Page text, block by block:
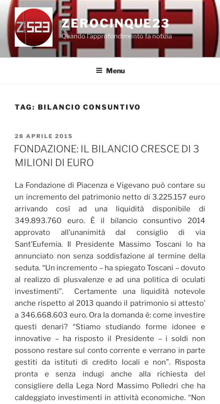
Salta
contenuto
ZEROCINQUE23
Quando l'approfondimento fa notizia
Menu
TAG: BILANCIO CONSUNTIVO
PUBBLICATO
IL
28 APRILE 2015
FONDAZIONE: IL BILANCIO CRESCE DI 3
MILIONI DI EURO
La Fondazione di Piacenza e Vigevano può contare su
un incremento del patrimonio netto di 3.225.157 euro
arrivando così ad una liquidità disponibile di
349.893.760 euro. È il bilancio consuntivo 2014
approvato all’unanimità dal consiglio di via
Sant’Eufemia. Il Presidente Massimo Toscani lo ha
annunciato non senza soddisfazione al termine della
seduta. “Un incremento – ha spiegato Toscani – dovuto
al realizzo di plusvalenze e ad una politica di oculati
investimenti”. Certamente una liquidità notevole
anche rispetto al 2013 quando il patrimonio si attesto’
a 346.668.603 euro. Ora la domanda è: come investire
questi denari? “Stiamo studiando forme idonee e
innovative – ha risposto il Presidente – i soldi non
possono restare sul conto corrente e verrano in parte
gestiti da istituti di credito locali e non”. Risposta
pronta e senza indugi anche alla richiesta del
consigliere della Lega Nord Massimo Polledri che ha
caldeggiato investimenti in attività economiche. “Non